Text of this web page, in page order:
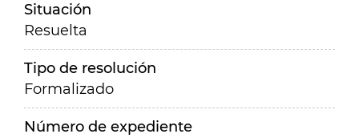
Situación
Resuelta
Tipo de resolución
Formalizado
Número de expediente